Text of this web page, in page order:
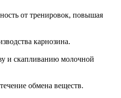
от тренировок, повышая
карнозина.
и скапливанию молочной
обмена веществ.